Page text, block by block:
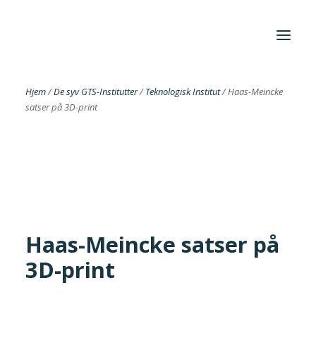
Foreningen
Search
Hjem/De syv GTS-Institutter/Teknologisk Institut/Haas-Meincke
satser på 3D-print
Haas-Meincke satser på
3D-print